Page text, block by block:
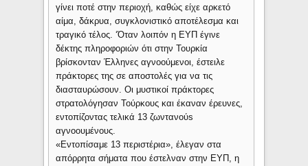
γίνει ποτέ στην περιοχή, καθώς είχε αρκετό
αίμα, δάκρυα, συγκλονιστικό αποτέλεσμα και
τραγικό τέλος. ‘Όταν λοιπόν η ΕΥΠ έγινε
δέκτης πληροφοριών ότι στην Τουρκία
βρίσκονταν Έλληνες αγνοούμενοι, έστειλε
πράκτορες της σε αποστολές για να τις
διασταυρώσουν. Οι μυστικοί πράκτορες
στρατολόγησαν Τούρκους και έκαναν έρευνες,
εντοπίζοντας τελικά 13 ζωντανούs
αγνοουμένους.
«Εντοπίσαμε 13 περιστέρια», έλεγαν στα
απόρρητα σήματα που έστελναν στην ΕΥΠ, η